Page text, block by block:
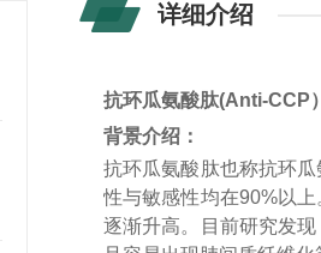
详细介绍
抗环瓜氨酸肽(Anti-CCP
背景介绍：
抗环瓜氨酸肽也称抗环
性与敏感性均在90%以
逐渐升高。目前研究发